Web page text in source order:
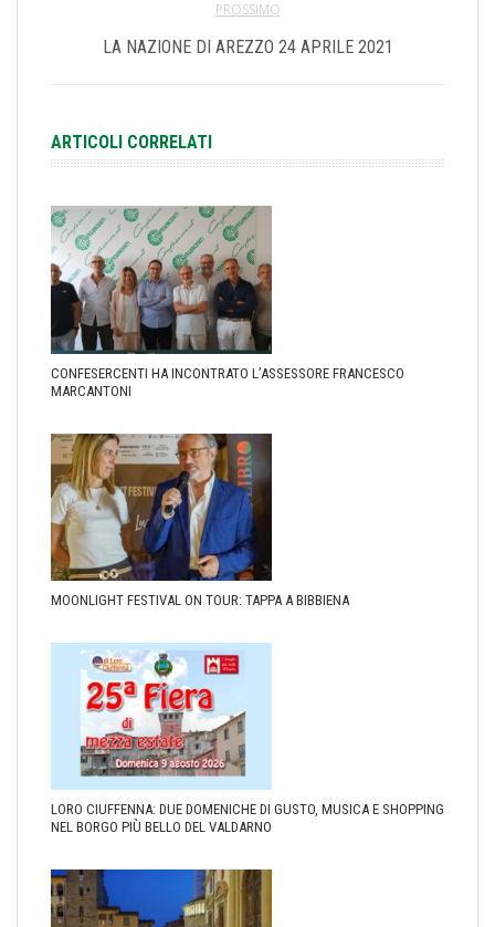
PROSSIMO
LA NAZIONE DI AREZZO 24 APRILE 2021
ARTICOLI CORRELATI
CONFESERCENTI HA INCONTRATO L’ASSESSORE FRANCESCO
MARCANTONI
MOONLIGHT FESTIVAL ON TOUR: TAPPA A BIBBIENA
LORO CIUFFENNA: DUE DOMENICHE DI GUSTO, MUSICA E SHOPPING
NEL BORGO PIÙ BELLO DEL VALDARNO